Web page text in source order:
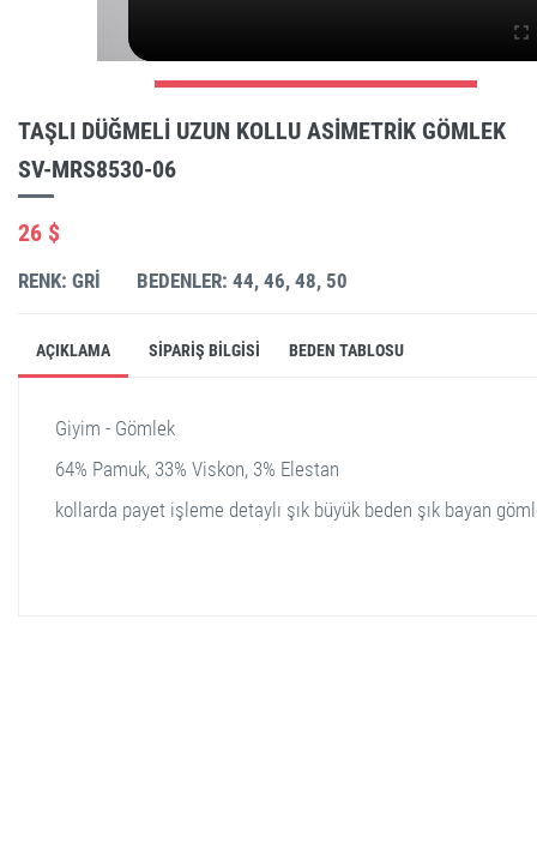
TAŞLI DÜĞMELI UZUN KOLLU ASIMETRIK GÖMLEK
SV-MRS8530-06
26 $
RENK: GRI BEDENLER: 44, 46, 48, 50
AÇIKLAMA SIPARIŞ BILGISI BEDEN TABLOSU
Giyim - Gömlek
64% Pamuk, 33% Viskon, 3% Elestan
kollarda payet işleme detaylı şık büyük beden şık bayan